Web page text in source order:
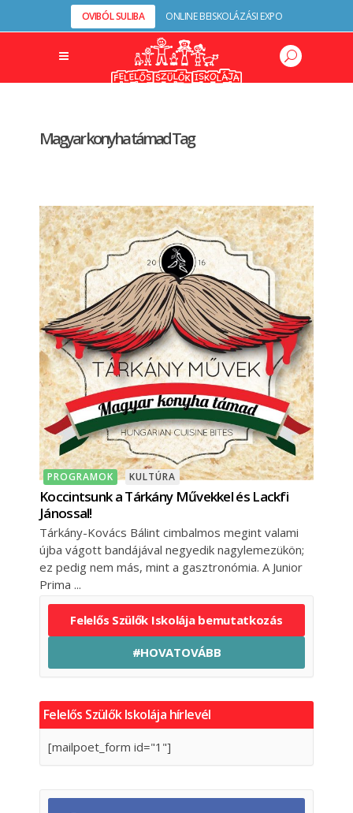
OVIBÓL SULIBA ONLINE BEISKOLÁZÁSI EXPO
Magyar konyha támad Tag
PROGRAMOK KULTÚRA
Koccintsunk a Tárkány Művekkel és Lackfi
Jánossal!
Tárkány-Kovács Bálint cimbalmos megint valami
újba vágott bandájával negyedik nagylemezükön;
ez pedig nem más, mint a gasztronómia. A Junior
Prima
Felelős Szülők Iskolája bemutatkozás
#HOVATOVÁBB
Felelős Szülők Iskolája hírlevél
[mailpoet_form id="1"]